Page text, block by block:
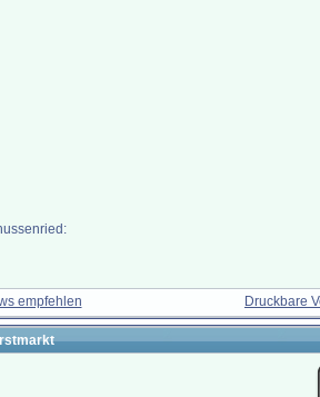
empfehlen Druckbare